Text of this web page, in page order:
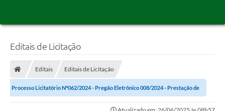
Editais de Licitação
Editais Editais de Licitação
Processo Licitatório Nº062/2024 - Pregão Eletrônico 008/2024 - Prestação de